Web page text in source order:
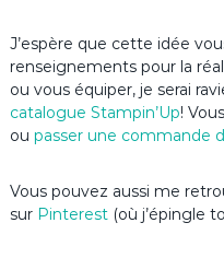
J’espère que cette idée
renseignements pour la
ou vous équiper, je serai
catalogue Stampin’Up!
ou passer une commande
Vous pouvez aussi me
sur Pinterest (où j’épingle